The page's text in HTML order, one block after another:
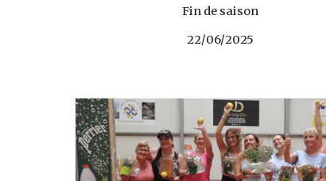
Fin de saison
22/06/2025